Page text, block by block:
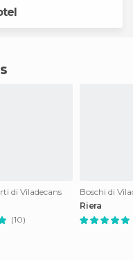
di Viladecans
(10)
Boschi di
Riera